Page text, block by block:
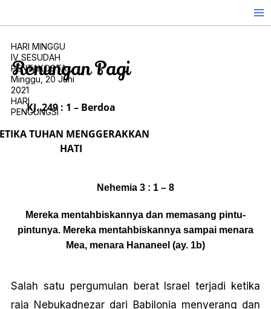
HARI MINGGU
IV SESUDAH
PENTAKOSTA
Minggu, 20 Juni
2021
HARI
PENGUNGSI
Renungan Pagi
KJ. 249 : 1 – Berdoa
TUHAN MENGGERAKKAN
HATI
Nehemia 3 : 1 – 8
Mereka mentahbiskannya dan memasang pintu-
pintunya. Mereka mentahbiskannya sampai menara
Mea, menara Hananeel (ay. 1b)
Salah satu pergumulan berat Israel terjadi ketika
raja Nebukadnezar dari Babilonia menyerang dan